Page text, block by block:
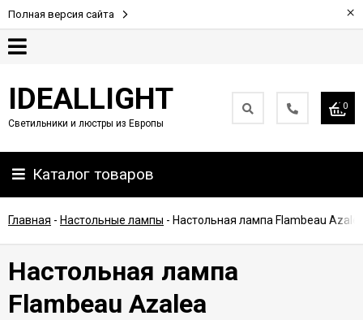
Полная версия сайта ×
Партнерам
Доставка
IDEALLIGHT
Светильники и люстры из Европы
0
Каталог товаров
Главная - Настольные лампы - Настольная лампа Flambeau
Настольная лампа
Flambeau Azalea